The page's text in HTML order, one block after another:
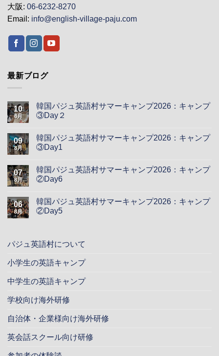
大阪: 06-6232-8270
Email: info@english-village-paju.com
最新ブログ
10
8月
韓国パジュ英語村サマーキャンプ2026：キャンプ
③Day２
09
8月
韓国パジュ英語村サマーキャンプ2026：キャンプ
③Day1
07
8月
韓国パジュ英語村サマーキャンプ2026：キャンプ
②Day6
06
8月
韓国パジュ英語村サマーキャンプ2026：キャンプ
②Day5
パジュ英語村について
小学生の英語キャンプ
中学生の英語キャンプ
学校向け海外研修
自治体・企業様向け海外研修
英会話スクール向け研修